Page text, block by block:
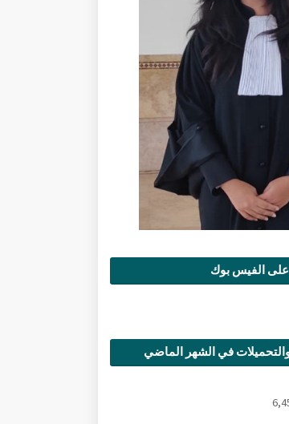
الفيس بوك
في الشهر الماضي